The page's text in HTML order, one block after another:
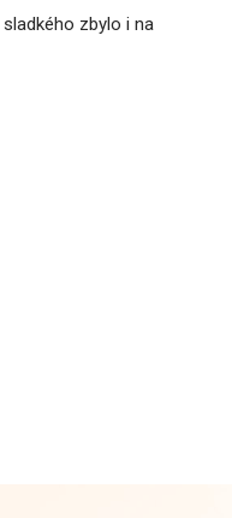
zbylo i na